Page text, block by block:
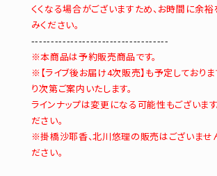
くくなる場合がございますため、お時間に余裕
みください。
-----------------------------------
※本商品は予約販売商品です。
※【ライブ後お届け4次販売】も予定しておりま
り次第ご案内いたします。
ラインナップは変更になる可能性もございます
ださい。
※掛橋沙耶香、北川悠理の販売はございませ
ださい。